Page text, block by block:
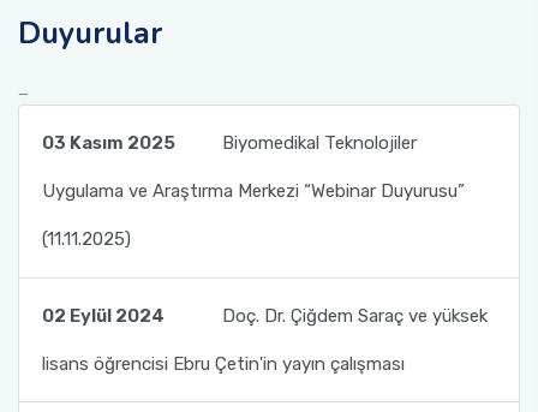
Duyurular
03 Kasım 2025 Biyomedikal Teknolojiler
Uygulama ve Araştırma Merkezi “Webinar Duyurusu”
(11.11.2025)
02 Eylül 2024 Doç. Dr. Çiğdem Saraç ve yüksek
lisans öğrencisi Ebru Çetin'in yayın çalışması